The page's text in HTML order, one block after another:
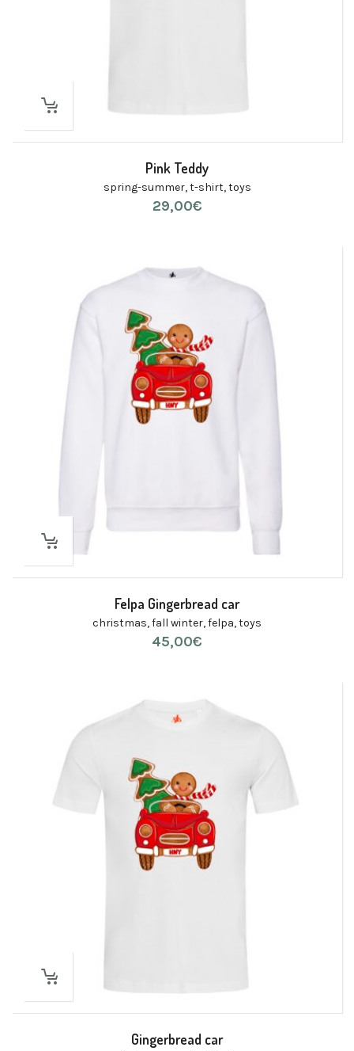
Pink Teddy
spring-summer,t-shirt,toys
29,00€
Felpa Gingerbread car
christmas,fall winter,felpa,toys
45,00€
Gingerbread car